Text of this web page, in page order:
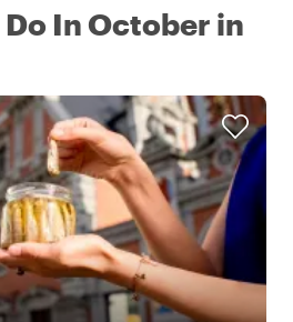
In October in